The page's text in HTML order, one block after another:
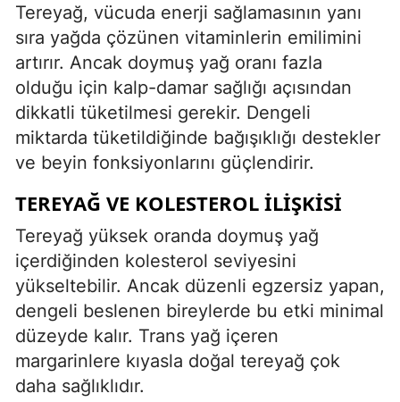
Tereyağ, vücuda enerji sağlamasının yanı
sıra yağda çözünen vitaminlerin emilimini
artırır. Ancak doymuş yağ oranı fazla
olduğu için kalp-damar sağlığı açısından
dikkatli tüketilmesi gerekir. Dengeli
miktarda tüketildiğinde bağışıklığı destekler
ve beyin fonksiyonlarını güçlendirir.
TEREYAĞ VE KOLESTEROL İLIŞKISI
Tereyağ yüksek oranda doymuş yağ
içerdiğinden kolesterol seviyesini
yükseltebilir. Ancak düzenli egzersiz yapan,
dengeli beslenen bireylerde bu etki minimal
düzeyde kalır. Trans yağ içeren
margarinlere kıyasla doğal tereyağ çok
daha sağlıklıdır.